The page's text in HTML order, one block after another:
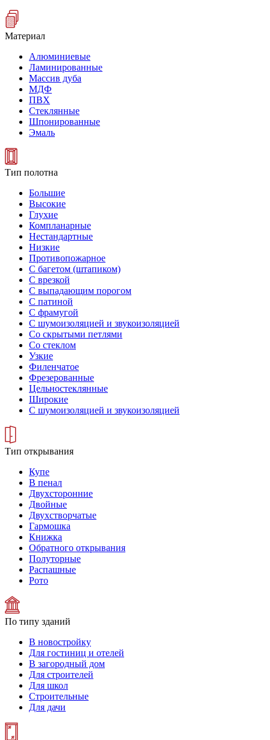
Материал
Алюминиевые
Ламинированные
Массив дуба
МДФ
ПВХ
Стеклянные
Шпонированные
Эмаль
Тип полотна
Большие
Высокие
Глухие
Компланарные
Нестандартные
Низкие
Противопожарное
С багетом (штапиком)
С врезкой
С выпадающим порогом
С патиной
С фрамугой
С шумоизоляцией и звукоизоляцией
Со скрытыми петлями
Со стеклом
Узкие
Филенчатое
Фрезерованные
Цельностеклянные
Широкие
С шумоизоляцией и звукоизоляцией
Тип открывания
Купе
В пенал
Двухсторонние
Двойные
Двухстворчатые
Гармошка
Книжка
Обратного открывания
Полуторные
Распашные
Рото
По типу зданий
В новостройку
Для гостиниц и отелей
В загородный дом
Для строителей
Для школ
Строительные
Для дачи